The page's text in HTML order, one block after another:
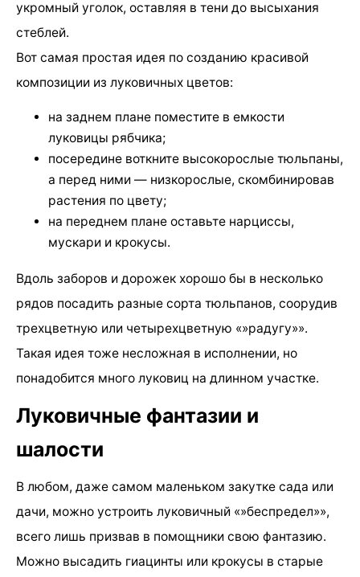
укромный уголок, оставляя в тени до высыхания
стеблей.
Вот самая простая идея по созданию красивой
композиции из луковичных цветов:
на заднем плане поместите в емкости
луковицы рябчика;
посередине воткните высокорослые тюльпаны,
а перед ними — низкорослые, скомбинировав
растения по цвету;
на переднем плане оставьте нарциссы,
мускари и крокусы.
Вдоль заборов и дорожек хорошо бы в несколько
рядов посадить разные сорта тюльпанов, соорудив
трехцветную или четырехцветную «»радугу»».
Такая идея тоже несложная в исполнении, но
понадобится много луковиц на длинном участке.
Луковичные фантазии и
шалости
В любом, даже самом маленьком закутке сада или
дачи, можно устроить луковичный «»беспредел»»,
всего лишь призвав в помощники свою фантазию.
Можно высадить гиацинты или крокусы в старые